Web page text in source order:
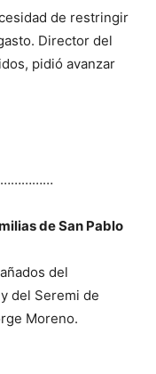
de restringir
Director del
pidió avanzar
de San Pablo
del
del Seremi de
Moreno.